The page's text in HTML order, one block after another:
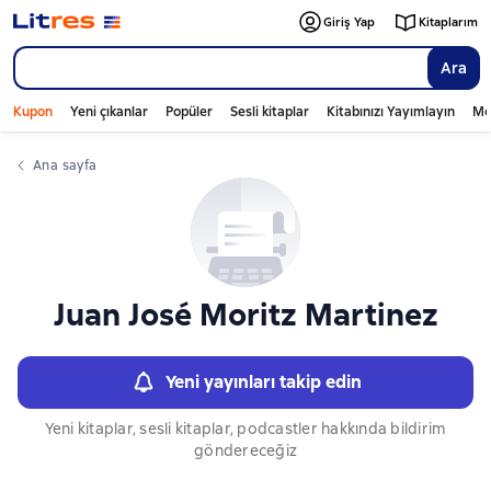
Ara
Giriş Yap Kitaplarım
Kupon Yeni çıkanlar Popüler Sesli kitaplar Kitabınızı Yayımlayın
Ana sayfa
Juan José Moritz Martinez
Yeni yayınları takip edin
Yeni kitaplar, sesli kitaplar, podcastler hakkında bildirim
göndereceğiz
Слайдер с книгами